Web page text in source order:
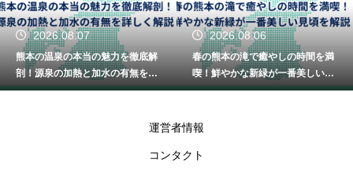
2026.08.07
熊本の温泉の本当の魅力を徹底解
剖！源泉の加熱と加水の有無を詳
しく解説
2026.08.06
春の熊本の滝で癒やしの時間を満
喫！鮮やかな新緑が一番美しい見
頃を解説
運営者情報
コンタクト